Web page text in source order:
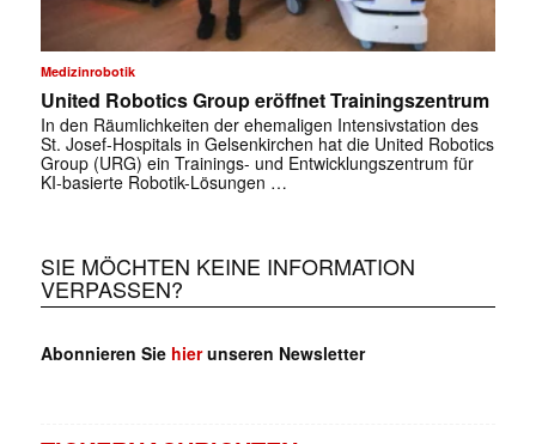
Medizinrobotik
United Robotics Group eröffnet Trainingszentrum
In den Räumlichkeiten der ehemaligen Intensivstation des
St. Josef-Hospitals in Gelsenkirchen hat die United Robotics
Group (URG) ein Trainings- und Entwicklungszentrum für
KI-basierte Robotik-Lösungen …
SIE MÖCHTEN KEINE INFORMATION
VERPASSEN?
Abonnieren Sie hierunseren Newsletter